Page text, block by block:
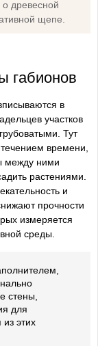
древесной
щепе.
габионов
в
участков
Тут
времени,
между ними
растениями.
и
прочности
измеряется
среды.
стены,
для
этих